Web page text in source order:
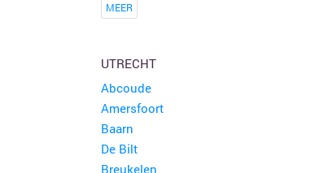
MEER
UTRECHT
Abcoude
Amersfoort
Baarn
De Bilt
Breukelen